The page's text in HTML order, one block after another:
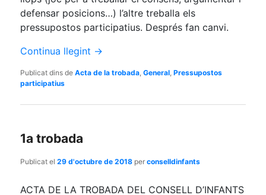
defensar posicions…) l’altre treballa els
pressupostos participatius. Després fan canvi.
Continua llegint →
Publicat dins de Acta de la trobada,General,Pressupostos
participatius
1a trobada
Publicat el29 d'octubre de 2018 perconselldinfants
ACTA DE LA TROBADA DEL CONSELL D’INFANTS